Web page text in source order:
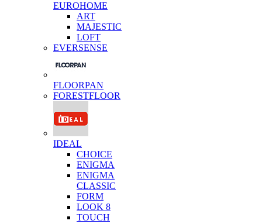
EUROHOME
ART
MAJESTIC
LOFT
EVERSENSE
FLOORPAN
FORESTFLOOR
IDEAL
CHOICE
ENIGMA
ENIGMA
CLASSIC
FORM
LOOK 8
TOUCH